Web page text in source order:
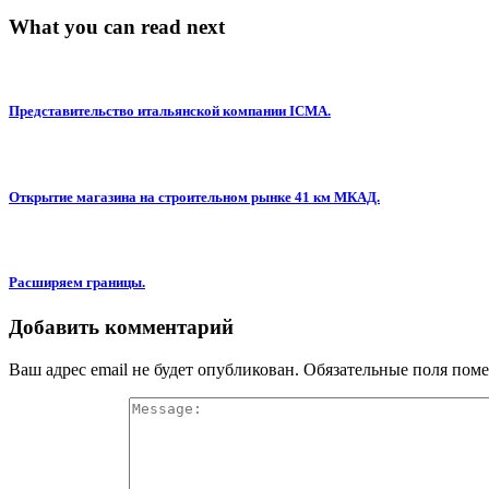
What you can read next
Представительство итальянской компании ICMA.
Открытие магазина на строительном рынке 41 км МКАД.
Расширяем границы.
Добавить комментарий
Ваш адрес email не будет опубликован. Обязательные поля